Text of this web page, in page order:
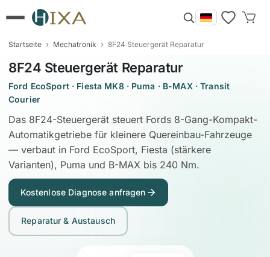
Startseite › Mechatronik › 8F24 Steuergerät Reparatur
8F24 Steuergerät Reparatur
Ford EcoSport · Fiesta MK8 · Puma · B-MAX · Transit
Courier
Das 8F24-Steuergerät steuert Fords 8-Gang-Kompakt-
Automatikgetriebe für kleinere Quereinbau-Fahrzeuge
— verbaut in Ford EcoSport, Fiesta (stärkere
Varianten), Puma und B-MAX bis 240 Nm.
Kostenlose Diagnose anfragen
Reparatur & Austausch